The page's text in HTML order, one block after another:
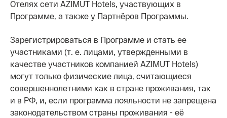
Отелях сети AZIMUT Hotels, участвующих в
Программе, а также у Партнёров Программы.
Зарегистрироваться в Программе и стать ее
участниками (т. е. лицами, утвержденными в
качестве участников компанией AZIMUT Hotels)
могут только физические лица, считающиеся
совершеннолетними как в стране проживания, так
и в РФ, и, если программа лояльности не запрещена
законодательством страны проживания - её